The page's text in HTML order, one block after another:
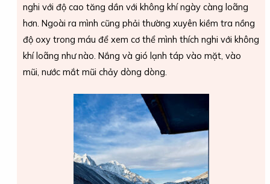
nghi với độ cao tăng dần với không khí ngày càng loãng
hơn. Ngoài ra mình cũng phải thường xuyên kiềm tra nồng
độ oxy trong máu để xem cơ thể mình thích nghi với không
khí loãng như nào. Nắng và gió lạnh táp vào mặt, vào
mũi, nước mắt mũi chảy dòng dòng.